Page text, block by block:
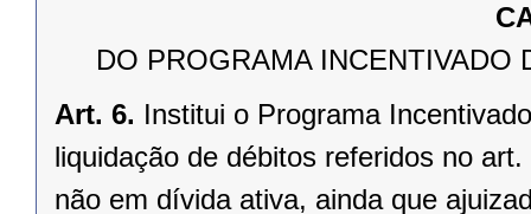
DO PROGRAMA INCENTIVADO
Art. 6. Institui o Programa
liquidação de débitos referidos no
não em dívida ativa, ainda que